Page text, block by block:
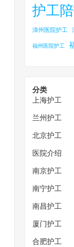
护工
漳州医院护工
福州医院护工
分类
上海护工
兰州护工
北京护工
医院介绍
南京护工
南宁护工
南昌护工
厦门护工
合肥护工